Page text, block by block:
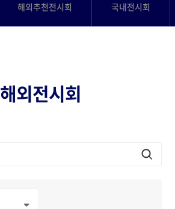
해외추천전시회 국내전시회
해외전시회